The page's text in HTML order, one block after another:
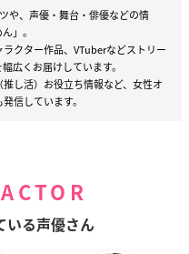
や、声優・舞台・俳優などの情
」。
クター作品、VTuberなどストリー
広くお届けしています。
し活）お役立ち情報など、女性オ
信しています。
いる声優さん